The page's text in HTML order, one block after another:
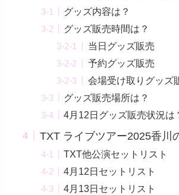
グッズ内容は？
グッズ販売時間は？
当日グッズ販売
予約グッズ販売
会場受け取りグッズ
グッズ販売場所は？
4月12日グッズ販売状況は
TXT ライブツアー2025香川
TXT他公演セットリスト
4月12日セットリスト
4月13日セットリスト